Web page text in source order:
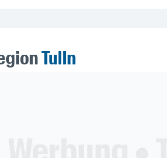
Tulln